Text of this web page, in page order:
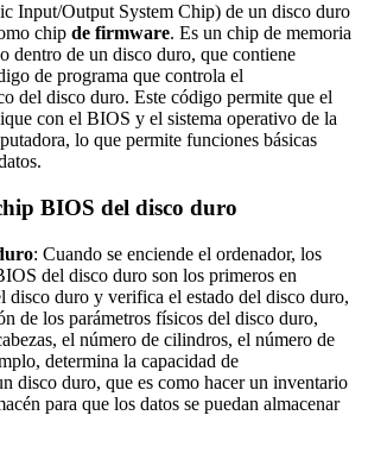
Input/Output System Chip) de un disco duro
chip de firmware. Es un chip de memoria
dentro de un disco duro, que contiene
de programa que controla el
del disco duro. Este código permite que el
con el BIOS y el sistema operativo de la
lo que permite funciones básicas
BIOS del disco duro
: Cuando se enciende el ordenador, los
del disco duro son los primeros en
disco duro y verifica el estado del disco duro,
de los parámetros físicos del disco duro,
el número de cilindros, el número de
determina la capacidad de
disco duro, que es como hacer un inventario
para que los datos se puedan almacenar